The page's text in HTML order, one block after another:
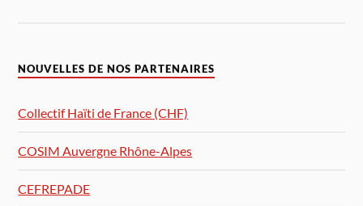
NOUVELLES DE NOS PARTENAIRES
Collectif Haïti de France (CHF)
COSIM Auvergne Rhône-Alpes
CEFREPADE